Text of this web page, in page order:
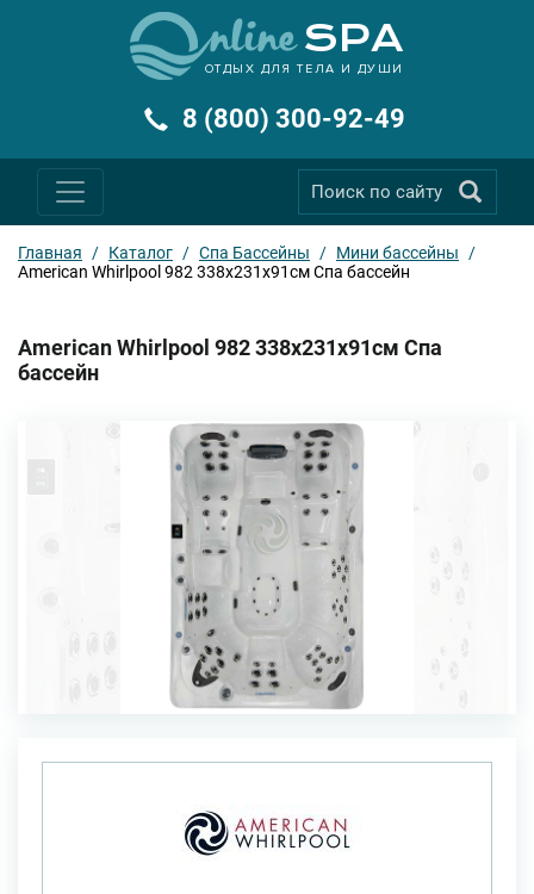
ОТДЫХ ДЛЯ ТЕЛА И ДУШИ
8 (800) 300-92-49
Главная / Каталог / Спа Бассейны / Мини бассейны
/
American Whirlpool 982 338х231х91см Спа бассейн
American Whirlpool 982 338х231х91см Спа
бассейн